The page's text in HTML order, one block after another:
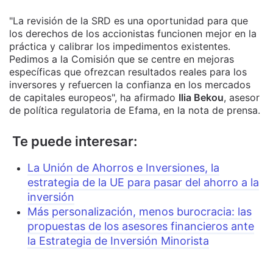
"La revisión de la SRD es una oportunidad para que
los derechos de los accionistas funcionen mejor en la
práctica y calibrar los impedimentos existentes.
Pedimos a la Comisión que se centre en mejoras
específicas que ofrezcan resultados reales para los
inversores y refuercen la confianza en los mercados
de capitales europeos", ha afirmado Ilia Bekou, asesor
de política regulatoria de Efama, en la nota de prensa.
Te puede interesar:
La Unión de Ahorros e Inversiones, la
estrategia de la UE para pasar del ahorro a la
inversión
Más personalización, menos burocracia: las
propuestas de los asesores financieros ante
la Estrategia de Inversión Minorista